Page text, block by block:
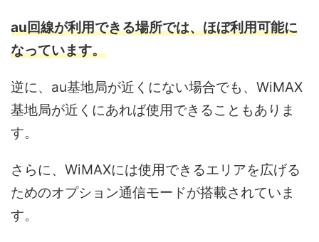
au回線が利用できる場所では、ほぼ利用可能に
なっています。
逆に、au基地局が近くにない場合でも、WiMAX
基地局が近くにあれば使用できることもありま
す。
さらに、WiMAXには使用できるエリアを広げる
ためのオプション通信モードが搭載されていま
す。